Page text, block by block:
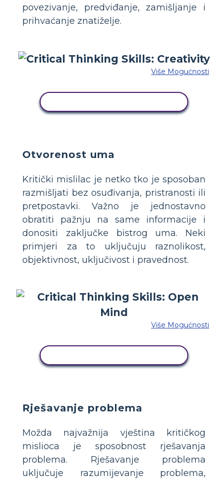
povezivanje, predviđanje, zamišljanje i
prihvaćanje znatiželje.
Više Mogućnosti
Otvorenost uma
Kritički mislilac je netko tko je sposoban
razmišljati bez osuđivanja, pristranosti ili
pretpostavki. Važno je jednostavno
obratiti pažnju na same informacije i
donositi zaključke bistrog uma. Neki
primjeri za to uključuju raznolikost,
objektivnost, uključivost i pravednost.
Više Mogućnosti
Rješavanje problema
Možda najvažnija vještina kritičkog
mislioca je sposobnost rješavanja
problema. Rješavanje problema
uključuje razumijevanje problema,